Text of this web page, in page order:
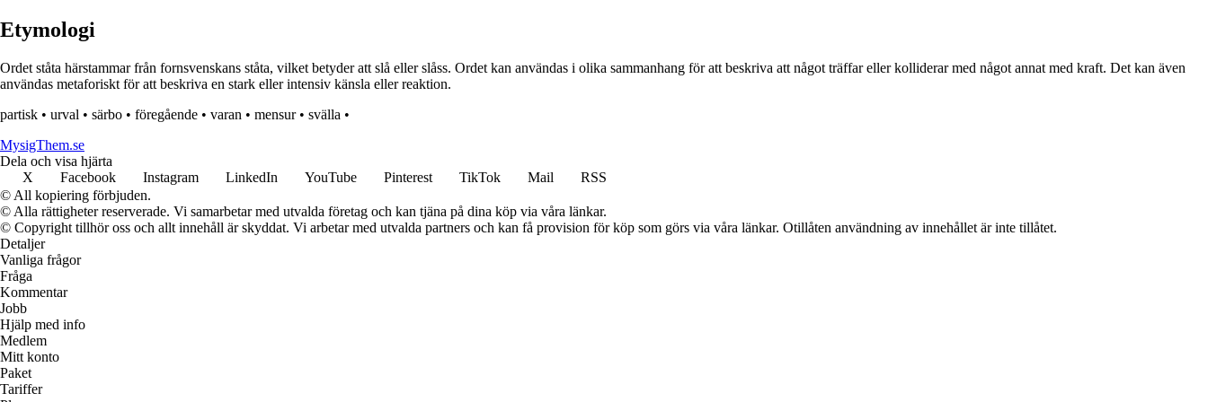
Etymologi
Ordet ståta härstammar från fornsvenskans ståta, vilket betyder att slå eller slåss. Ordet kan användas i olika sammanhang för att beskriva att något träffar eller kolliderar med något annat med kraft. Det kan även
användas metaforiskt för att beskriva en stark eller intensiv känsla eller reaktion.
partisk • urval • särbo • föregående • varan • mensur• svälla •
MysigThem.se
Dela och visa hjärta
X
Facebook Instagram LinkedIn YouTube Pinterest TikTok Mail
RSS
© All kopiering förbjuden.
© Alla rättigheter reserverade. Vi samarbetar med utvalda företag och kan tjäna på dina köp via våra länkar.
© Copyright tillhör oss och allt innehåll är skyddat. Vi arbetar med utvalda partners och kan få provision för köp som görs via våra länkar. Otillåten användning av innehållet är inte tillåtet.
Detaljer
Vanliga frågor
Fråga
Kommentar
Jobb
Hjälp med info
Medlem
Mitt konto
Paket
Tariffer